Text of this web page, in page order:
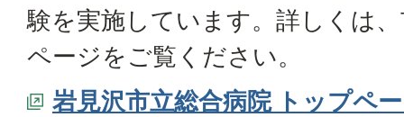
験を実施しています。詳しくは
ページをご覧ください。
岩見沢市立総合病院 トップペ